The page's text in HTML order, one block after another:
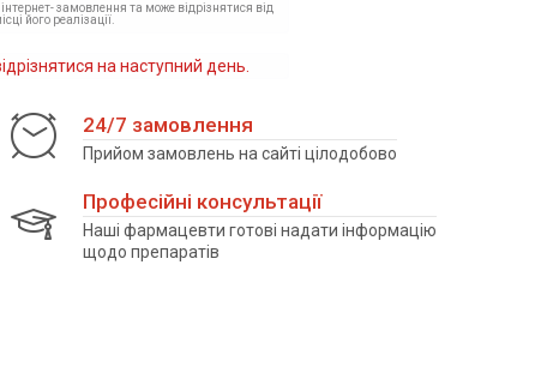
замовлення та може відрізнятися від
його реалізації.
на наступний день.
24/7 замовлення
Прийом замовлень на сайті цілодобово
Професійні консультації
Наші фармацевти готові надати інформацію
щодо препаратів